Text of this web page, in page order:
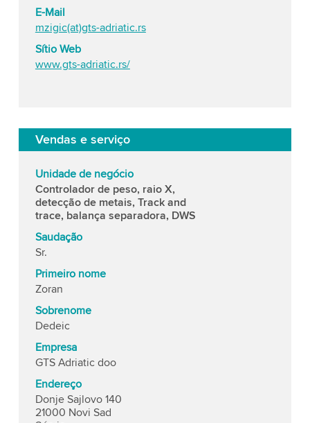
E-Mail
mzigic(at)gts-adriatic.rs
Sítio Web
www.gts-adriatic.rs/
Vendas e serviço
Unidade de negócio
Controlador de peso, raio X,
detecção de metais, Track and
trace, balança separadora, DWS
Saudação
Sr.
Primeiro nome
Zoran
Sobrenome
Dedeic
Empresa
GTS Adriatic doo
Endereço
Donje Sajlovo 140
21000 Novi Sad